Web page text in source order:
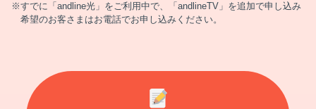
すでに「andline光」をご利用中で、「andlineTV」を追加で申し込み
希望のお客さまはお電話でお申し込みください。